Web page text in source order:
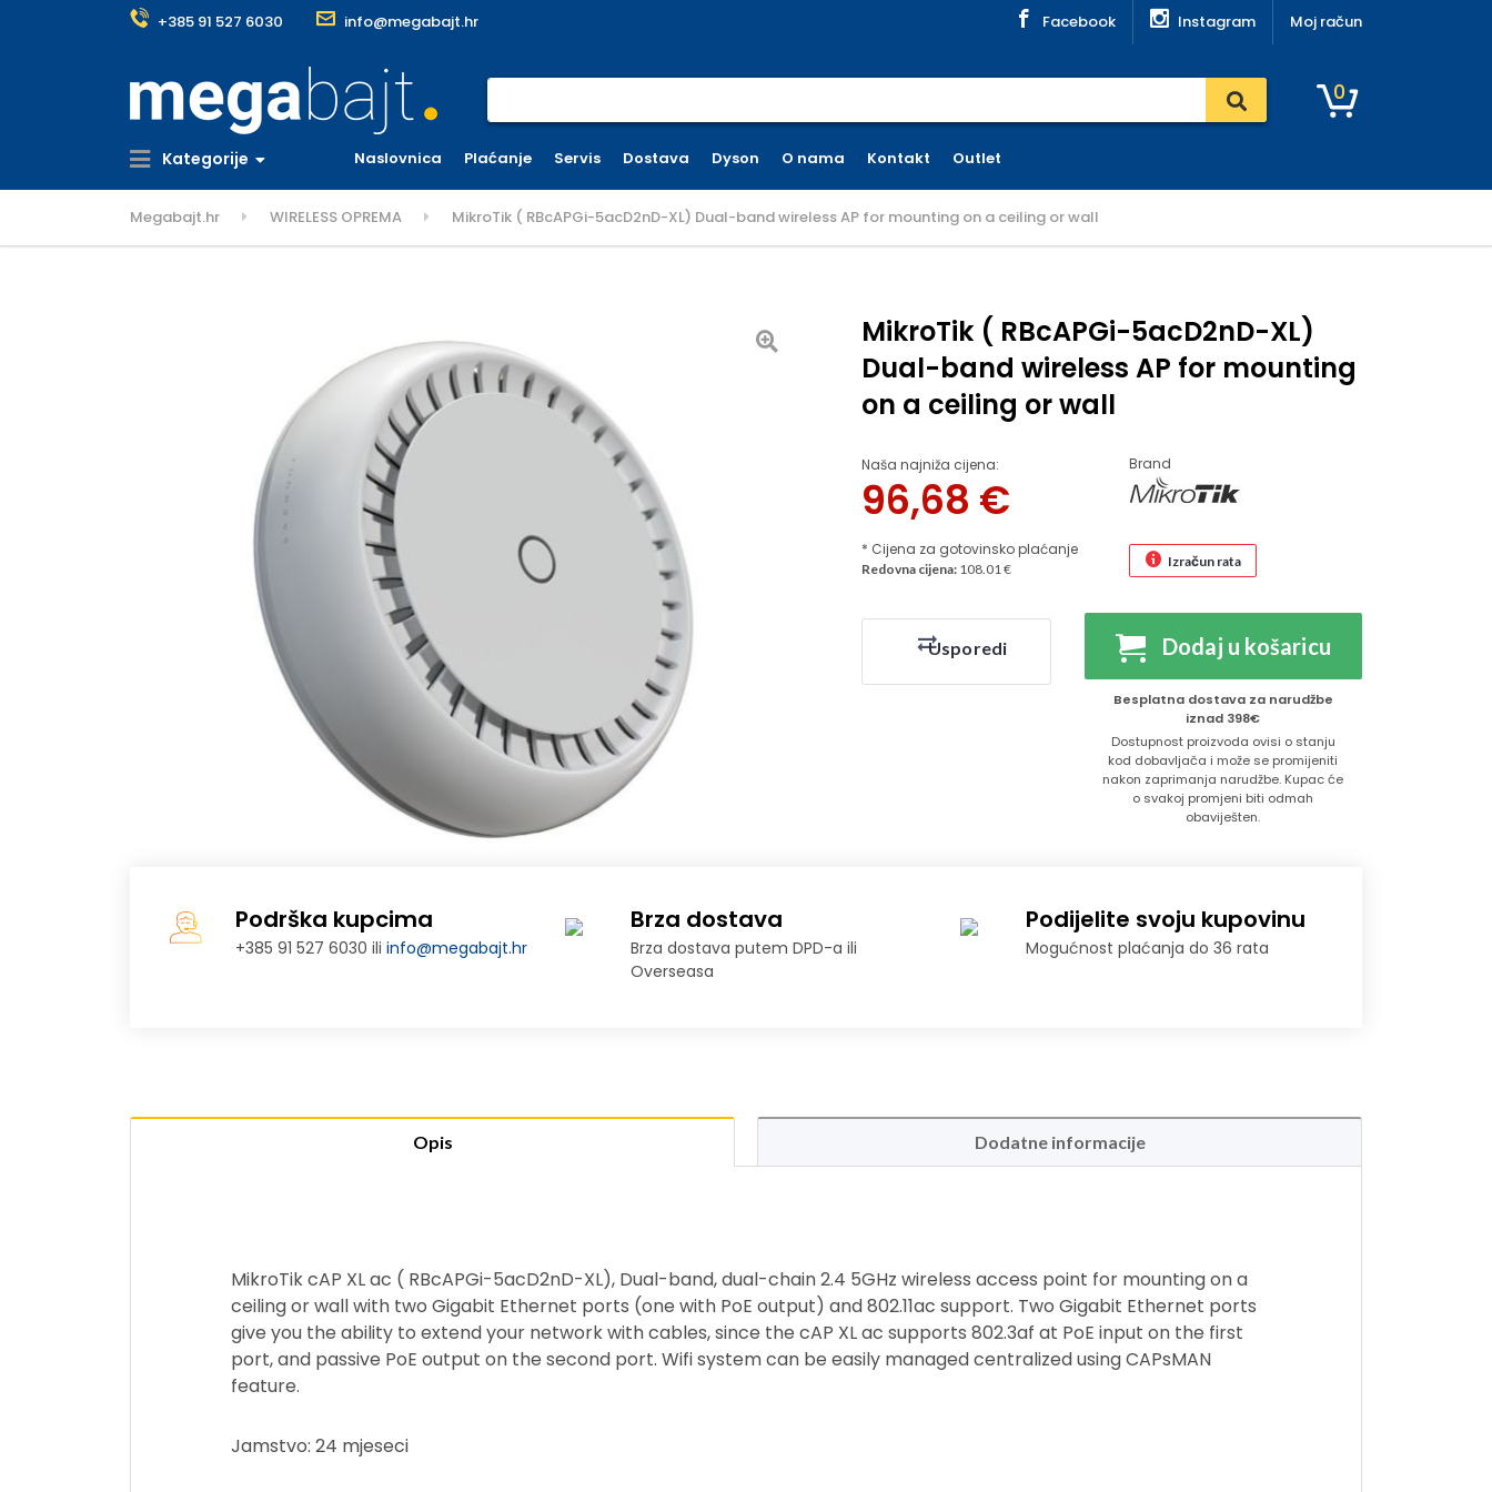
+385 91 527 6030 info@megabajt.hr Facebook Instagram Moj račun
0
Kategorije Naslovnica Plaćanje Servis Dostava Dyson O nama Kontakt Outlet
Megabajt.hr WIRELESS OPREMA MikroTik ( RBcAPGi-5acD2nD-XL) Dual-band wireless AP for mounting on a ceiling or wall
MikroTik ( RBcAPGi-5acD2nD-XL)
Dual-band wireless AP for mounting
on a ceiling or wall
Naša najniža cijena:
96,68 €
* Cijena za gotovinsko plaćanje
Brand
Redovna cijena: 108.01 € Izračun rata
Usporedi Dodaj u košaricu
Besplatna dostava za narudžbe
iznad 398€
Dostupnost proizvoda ovisi o stanju
kod dobavljača i može se promijeniti
nakon zaprimanja narudžbe. Kupac će
o svakoj promjeni biti odmah
obaviješten.
Podrška kupcima
+385 91 527 6030 iliinfo@megabajt.hr
Brza dostava
Brza dostava putem DPD-a ili
Overseasa
Podijelite svoju kupovinu
Mogućnost plaćanja do 36 rata
Opis Dodatne informacije
MikroTik cAP XL ac ( RBcAPGi-5acD2nD-XL), Dual-band, dual-chain 2.4 5GHz wireless access point for mounting on a
ceiling or wall with two Gigabit Ethernet ports (one with PoE output) and 802.11ac support. Two Gigabit Ethernet ports
give you the ability to extend your network with cables, since the cAP XL ac supports 802.3af at PoE input on the first
port, and passive PoE output on the second port. Wifi system can be easily managed centralized using CAPsMAN
feature.
Jamstvo: 24 mjeseci